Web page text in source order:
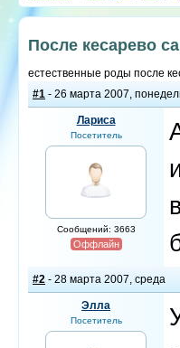
После кесарево
естественные роды после
#1 - 26 марта 2007,
Лариса
Посетитель
Сообщений: 3663
Оффлайн
#2 - 28 марта 2007, среда
Элла
Посетитель